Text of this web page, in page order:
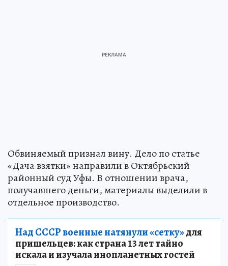
Обвиняемый признал вину. Дело по статье
«Дача взятки» направили в Октябрьский
районный суд Уфы. В отношении врача,
получавшего деньги, материалы выделили в
отдельное производство.
Над СССР военные натянули «сетку»для
пришельцев: как страна 13 лет тайно
искала и изучала инопланетных гостей